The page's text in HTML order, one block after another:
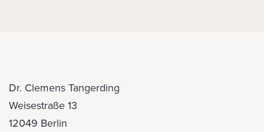
Dr. Clemens Tangerding
Weisestraße 13
12049 Berlin